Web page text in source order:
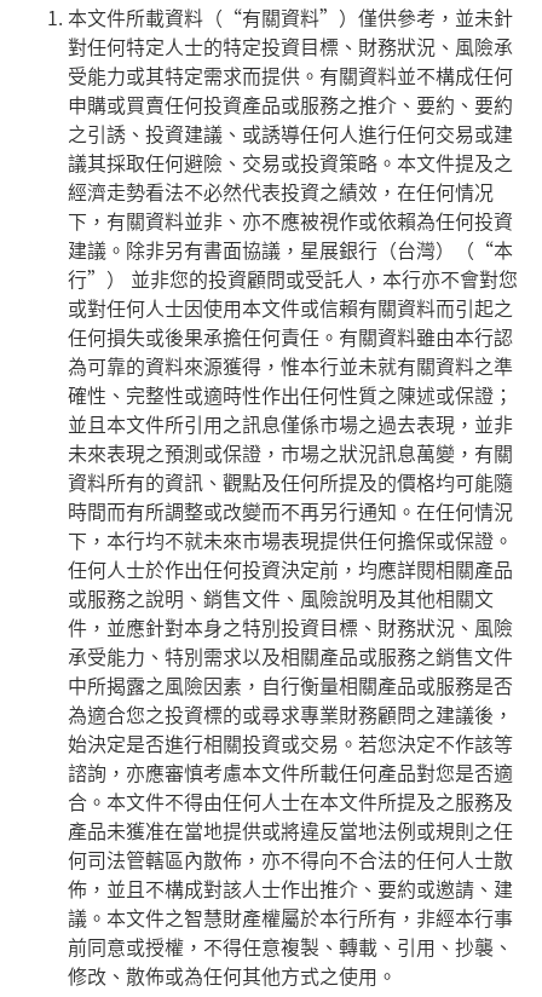
本文件所載資料（“有關資料”）僅供參考，並未針
對任何特定人士的特定投資目標、財務狀況、風險承
受能力或其特定需求而提供。有關資料並不構成任何
申購或買賣任何投資產品或服務之推介、要約、要約
之引誘、投資建議、或誘導任何人進行任何交易或建
議其採取任何避險、交易或投資策略。本文件提及之
經濟走勢看法不必然代表投資之績效，在任何情况
下，有關資料並非、亦不應被視作或依賴為任何投資
建議。除非另有書面協議，星展銀行（台灣）（“本
行”） 並非您的投資顧問或受託人，本行亦不會對您
或對任何人士因使用本文件或信賴有關資料而引起之
任何損失或後果承擔任何責任。有關資料雖由本行認
為可靠的資料來源獲得，惟本行並未就有關資料之準
確性、完整性或適時性作出任何性質之陳述或保證；
並且本文件所引用之訊息僅係市場之過去表現，並非
未來表現之預測或保證，市場之狀況訊息萬變，有關
資料所有的資訊、觀點及任何所提及的價格均可能隨
時間而有所調整或改變而不再另行通知。在任何情況
下，本行均不就未來市場表現提供任何擔保或保證。
任何人士於作出任何投資決定前，均應詳閱相關產品
或服務之說明、銷售文件、風險說明及其他相關文
件，並應針對本身之特別投資目標、財務狀況、風險
承受能力、特別需求以及相關產品或服務之銷售文件
中所揭露之風險因素，自行衡量相關產品或服務是否
為適合您之投資標的或尋求專業財務顧問之建議後，
始決定是否進行相關投資或交易。若您決定不作該等
諮詢，亦應審慎考慮本文件所載任何產品對您是否適
合。本文件不得由任何人士在本文件所提及之服務及
產品未獲准在當地提供或將違反當地法例或規則之任
何司法管轄區內散佈，亦不得向不合法的任何人士散
佈，並且不構成對該人士作出推介、要約或邀請、建
議。本文件之智慧財產權屬於本行所有，非經本行事
前同意或授權，不得任意複製、轉載、引用、抄襲、
修改、散佈或為任何其他方式之使用。